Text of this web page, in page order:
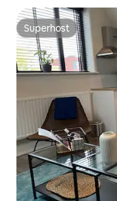
Superhost
Superhost